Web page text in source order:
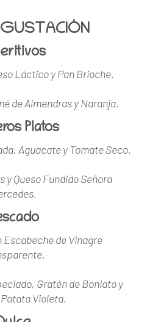
Láctico y Pan Brioche.
de Almendras y Naranja.
Platos
Aguacate y Tomate Seco.
y Queso Fundido Señora
Escabeche de Vinagre
Gratén de Boniato y
Violeta.